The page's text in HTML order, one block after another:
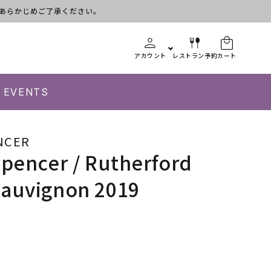
かじめご了承ください。
アカウント レストラン予約カート
EVENTS
/ Rutherford
2019